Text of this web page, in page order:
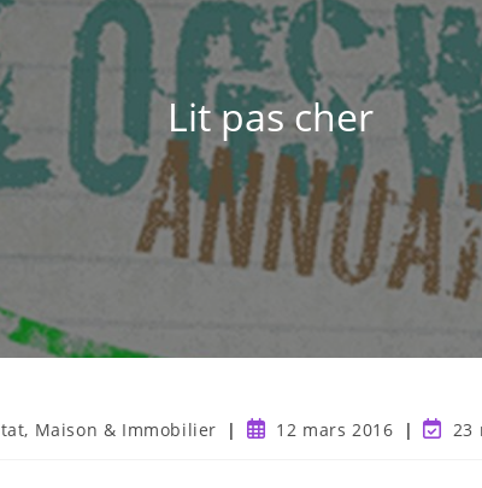
Lit pas cher
Maison & Immobilier 12 mars 2016 23